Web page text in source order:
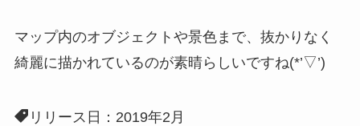
マップ内のオブジェクトや景色まで、抜かりなく
綺麗に描かれているのが素晴らしいですね(*’▽’)
リリース日：2019年2月